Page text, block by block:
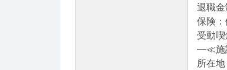
退職
保険
受動
―≪
所在